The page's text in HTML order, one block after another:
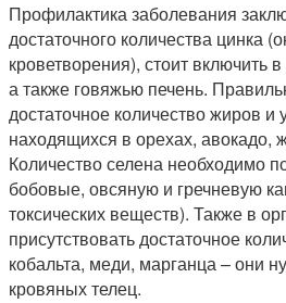
Профилактика заболевания
достаточного количества цинка
кроветворения), стоит включить
а также говяжью печень.
достаточное количество жиров и
находящихся в орехах, авокадо,
Количество селена необходимо
бобовые, овсяную и гречневую
токсических веществ). Также в
присутствовать достаточное
кобальта, меди, марганца – они
кровяных телец.